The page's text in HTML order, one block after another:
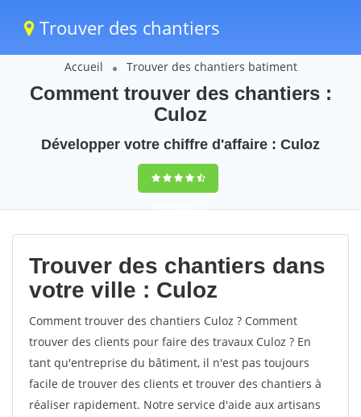
Trouver des chantiers
Accueil Trouver des chantiers batiment
Comment trouver des chantiers :
Culoz
Développer votre chiffre d'affaire : Culoz
9,5(100%)35
votes
Trouver des chantiers dans
votre ville : Culoz
Comment trouver des chantiers Culoz ? Comment
trouver des clients pour faire des travaux Culoz ? En
tant qu'entreprise du bâtiment, il n'est pas toujours
facile de trouver des clients et trouver des chantiers à
réaliser rapidement. Notre service d'aide aux artisans